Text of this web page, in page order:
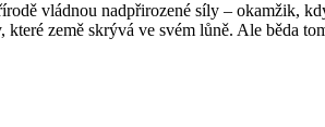
vládnou nadpřirozené síly – okamžik,
země skrývá ve svém lůně. Ale běda